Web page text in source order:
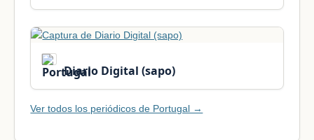
Diario Digital (sapo)
Ver todos los periódicos de Portugal →